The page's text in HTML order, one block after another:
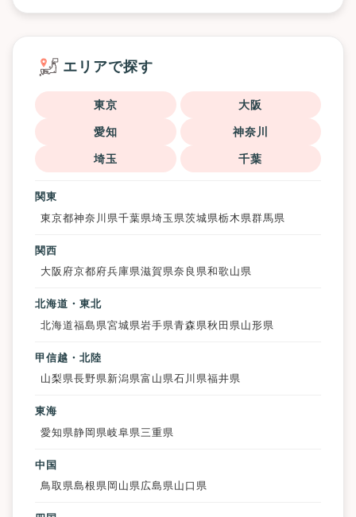
エリアで探す
東京 大阪
愛知 神奈川
埼玉 千葉
関東
東京都神奈川県千葉県埼玉県茨城県栃木県群馬県
関西
大阪府京都府兵庫県滋賀県奈良県和歌山県
北海道・東北
北海道福島県宮城県岩手県青森県秋田県 山形県
甲信越・北陸
山梨県長野県新潟県富山県石川県福井県
東海
愛知県静岡県岐阜県 三重県
中国
鳥取県島根県 岡山県広島県山口県